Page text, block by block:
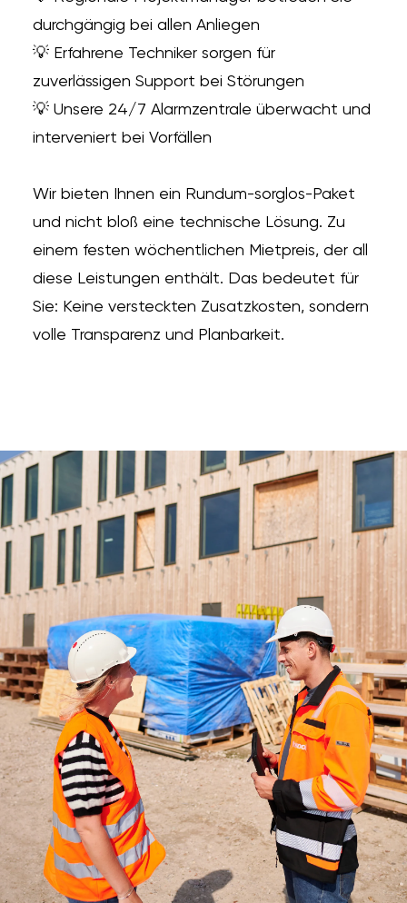
durchgängig bei allen Anliegen
💡 Erfahrene Techniker sorgen für
zuverlässigen Support bei Störungen
💡 Unsere 24/7 Alarmzentrale überwacht und
interveniert bei Vorfällen
Wir bieten Ihnen ein Rundum-sorglos-Paket
und nicht bloß eine technische Lösung. Zu
einem festen wöchentlichen Mietpreis, der all
diese Leistungen enthält. Das bedeutet für
Sie: Keine versteckten Zusatzkosten, sondern
volle Transparenz und Planbarkeit.